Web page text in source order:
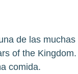
de las muchas
of the Kingdom.
comida.